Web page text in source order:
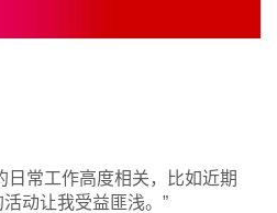
日常工作高度相关，比如近期
动让我受益匪浅。”